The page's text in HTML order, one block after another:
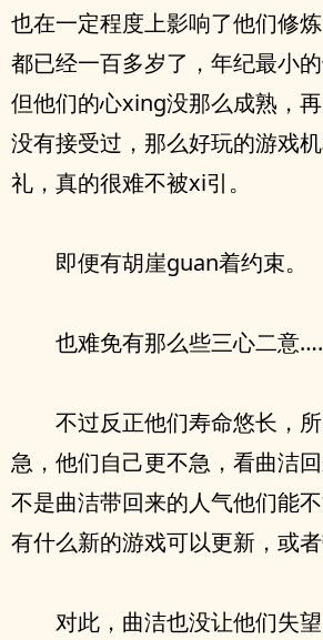
也在一定程度上影响了他们修
都已经一百多岁了，年纪最小
但他们的心xing没那么成熟，
没有接受过，那么好玩的游戏
礼，真的很难不被xi引。
即便有胡崖guan着约束。
也难免有那么些三心二意
不过反正他们寿命悠长，
急，他们自己更不急，看曲洁
不是曲洁带回来的人气他们能
有什么新的游戏可以更新，或
对此，曲洁也没让他们失望